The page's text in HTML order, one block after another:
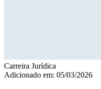
Carreira Jurídica
Adicionado em: 05/03/2026